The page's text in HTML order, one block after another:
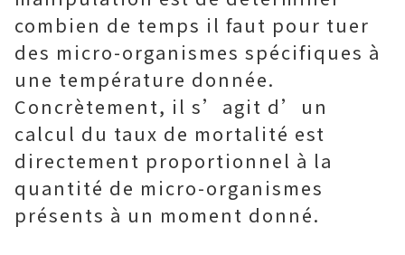
combien de temps il faut pour tuer
des micro-organismes spécifiques à
une température donnée.
Concrètement, il s’agit d’un
calcul du taux de mortalité est
directement proportionnel à la
quantité de micro-organismes
présents à un moment donné.